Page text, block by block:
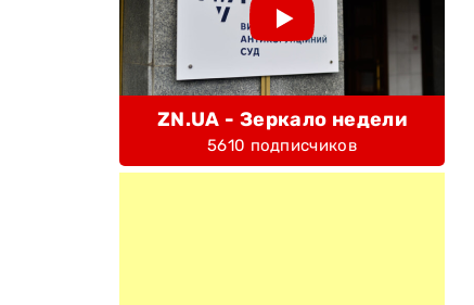
ZN.UA - Зеркало недели
5610 подписчиков